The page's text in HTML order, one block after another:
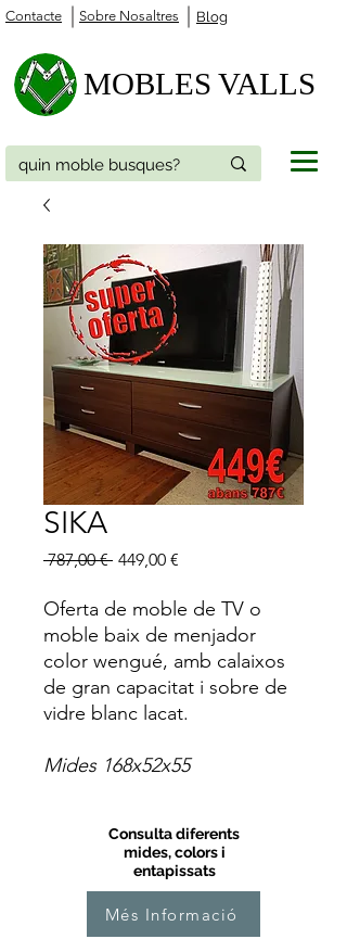
Contacte Blog
Sobre Nosaltres
MOBLES VALLS
SIKA
787,00 € Preu
449,00 €
Oferta de moble de TV o
moble baix de menjador
color wengué, amb calaixos
de gran capacitat i sobre de
vidre blanc lacat.
Mides 168x52x55
Consulta diferents
mides, colors i
entapissats
Més Informació